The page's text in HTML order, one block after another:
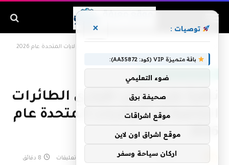
نظرة على رواتب طياري الطائرات الخاصة في الولايات المتحدة عام 2026
نظرة على رواتب طياري الطائرات
الخاصة في الولايات المتحدة عام
admin لا توجد تعليقات 8 دقائق
توصيات : ×
باقة متميزة VIP (كود: AA35872):
ضوء التعليمي
صحيفة برق
موقع اشراقات
موقع اشراق اون لاين
اركان سياحة وسفر